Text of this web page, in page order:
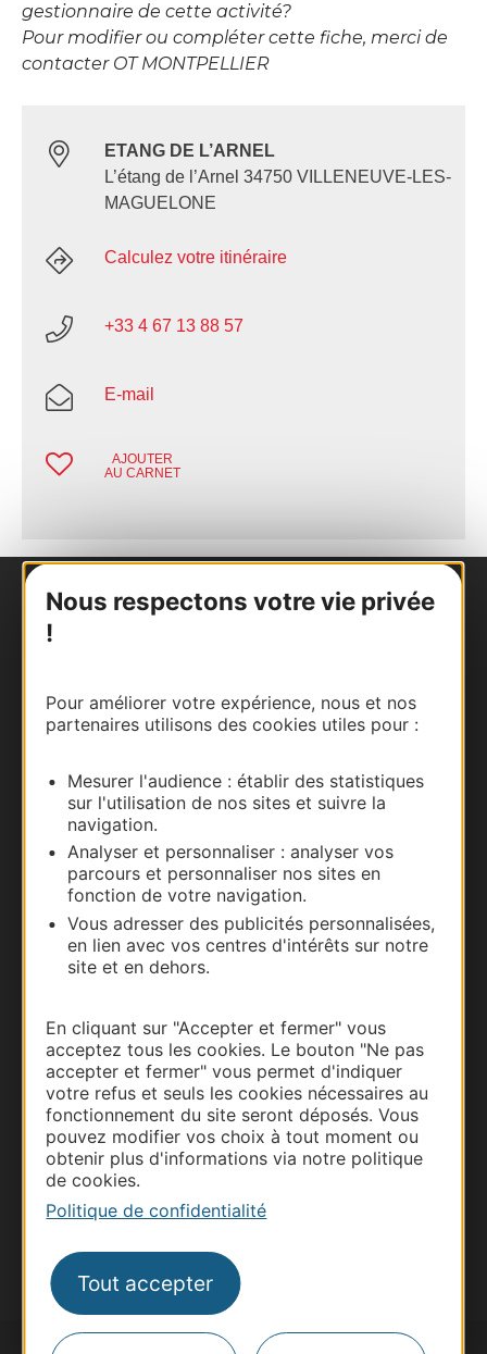
Nous respectons votre vie privée
!
Pour améliorer votre expérience, nous et nos
partenaires utilisons des cookies utiles pour :
Mesurer l'audience : établir des statistiques
sur l'utilisation de nos sites et suivre la
navigation.
Analyser et personnaliser : analyser vos
parcours et personnaliser nos sites en
fonction de votre navigation.
Vous adresser des publicités personnalisées,
en lien avec vos centres d'intérêts sur notre
site et en dehors.
En cliquant sur "Accepter et fermer" vous
acceptez tous les cookies. Le bouton "Ne pas
accepter et fermer" vous permet d'indiquer
votre refus et seuls les cookies nécessaires au
fonctionnement du site seront déposés. Vous
pouvez modifier vos choix à tout moment ou
obtenir plus d'informations via notre politique
de cookies.
Politique de confidentialité
Tout accepter
gestionnaire de cette activité?
Pour modifier ou compléter cette fiche, merci de
contacter OT MONTPELLIER
ETANG DE L’ARNEL
L’étang de l’Arnel 34750 VILLENEUVE-LES-
MAGUELONE
Calculez votre itinéraire
+33 4 67 13 88 57
E-mail
AJOUTER
AU CARNET
Nous contacter
Documentation
Thermalisme
Pros d'Occitanie
Site presse et d'influence
Voyagistes
Destination Sport
Inscrivez-vous à la lettre d'information
suggestions de séjours, de visites et de sorties.
Je m'abonne